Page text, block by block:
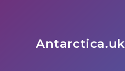
Antarctica.uk